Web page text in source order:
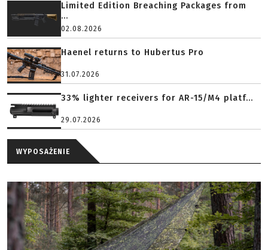
Limited Edition Breaching Packages from
...
02.08.2026
Haenel returns to Hubertus Pro
31.07.2026
33% lighter receivers for AR-15/M4 platf...
29.07.2026
WYPOSAŻENIE